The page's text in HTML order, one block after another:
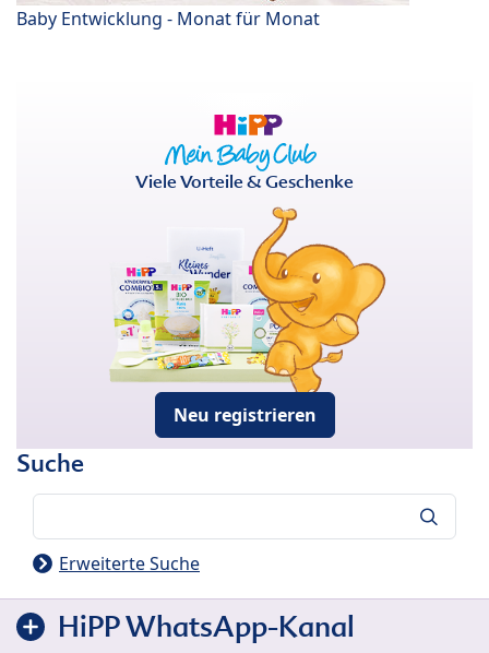
Baby Entwicklung - Monat für Monat
Viele Vorteile & Geschenke
Neu registrieren
Suche
Erweiterte Suche
HiPP WhatsApp-Kanal